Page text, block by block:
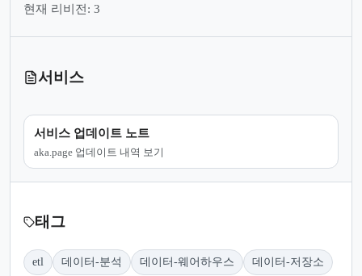
현재 리비전: 3
서비스
서비스 업데이트 노트
aka.page 업데이트 내역 보기
태그
etl 데이터-분석 데이터-웨어하우스 데이터-저장소